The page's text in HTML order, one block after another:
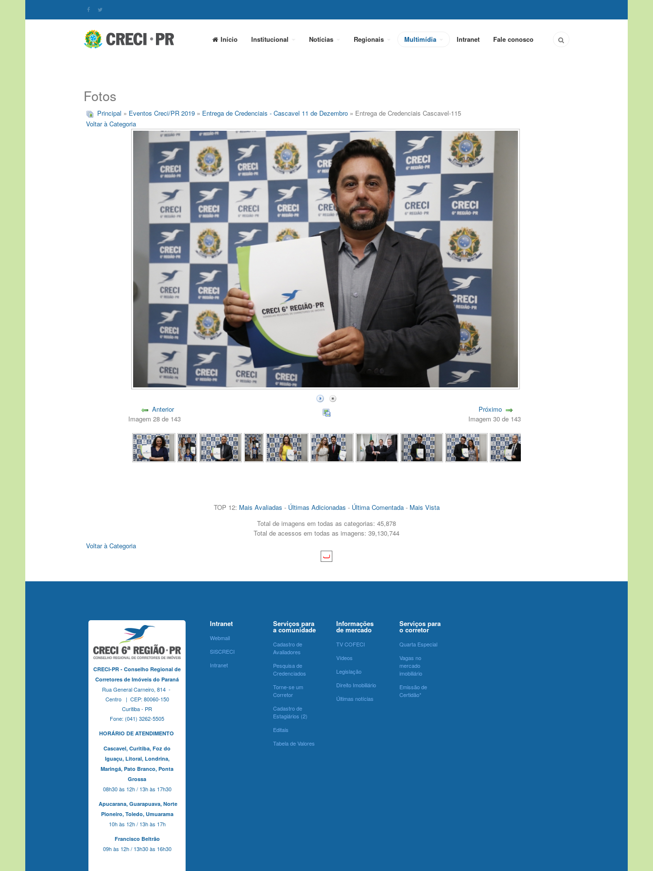
Início Institucional Notícias Regionais Multimídia Intranet Fale conosco
Fotos
Principal » Eventos Creci/PR 2019 » Entrega de Credenciais - Cascavel 11 de Dezembro » Entrega de Credenciais Cascavel-115
Voltar à Categoria
Anterior
Imagem 28 de 143
Próximo
Imagem 30 de 143
TOP 12: Mais Avaliadas - Últimas Adicionadas - Última Comentada- Mais Vista
Total de imagens em todas as categorias: 45,878
Total de acessos em todas as imagens: 39,130,744
Voltar à Categoria
CRECI-PR - Conselho Regional de
Corretores de Imóveis do Paraná
Rua General Carneiro, 814 -
Centro | CEP: 80060-150
Curitiba - PR
Fone: (041) 3262-5505
HORÁRIO DE ATENDIMENTO
Cascavel, Curitiba, Foz do
Iguaçu, Litoral, Londrina,
Maringá, Pato Branco, Ponta
Grossa
08h30 às 12h / 13h às 17h30
Apucarana, Guarapuava, Norte
Pioneiro, Toledo, Umuarama
10h às 12h / 13h às 17h
Francisco Beltrão
09h às 12h / 13h30 às 16h30
Intranet
Webmail
SISCRECI
Intranet
Serviços para
a comunidade
Cadastro de
Avaliadores
Pesquisa de
Credenciados
Torne-se um
Corretor
Cadastro de
Estagiários (2)
Editais
Tabela de Valores
Informações
de mercado
TV COFECI
Vídeos
Legislação
Direito Imobiliário
Últimas notícias
Serviços para
o corretor
Quarta Especial
Vagas no
mercado
imobiliário
Emissão de
Certidão*